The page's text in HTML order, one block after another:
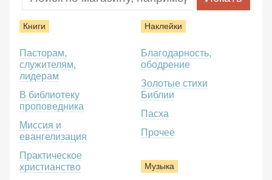
Книги
Пасторам,
служителям,
лидерам
В библиотеку
проповедника
Миссия и
евангелизация
Практическое
христианство
Наклейки
Благодарность,
ободрение
Золотые стихи
Библии
Пасха
Прочее
Музыка